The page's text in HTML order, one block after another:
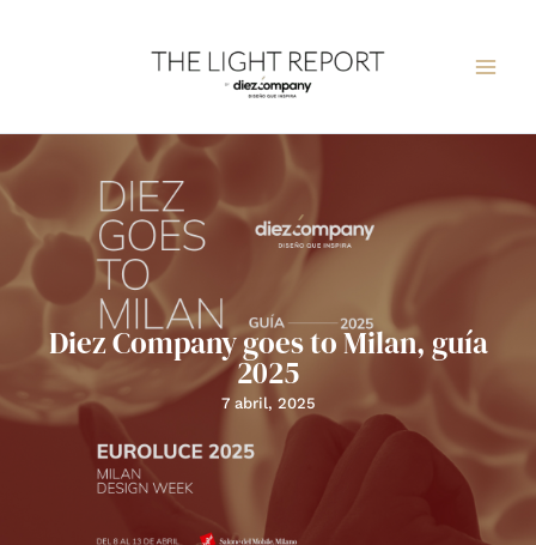
Diez Company goes to Milan, guía
2025
7 abril, 2025